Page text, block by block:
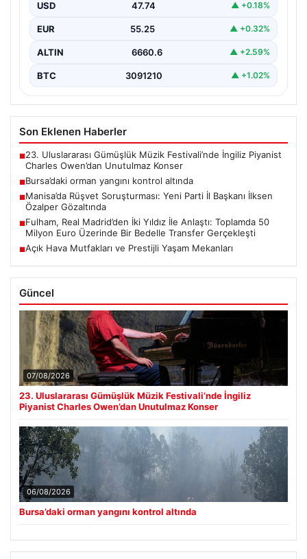
USD 47.74 ▲ +0.18%
EUR 55.25 ▲ +0.32%
ALTIN 6660.6 ▲ +2.59%
BTC 3091210 ▲ +1.02%
Son Eklenen Haberler
■23. Uluslararası Gümüşlük Müzik Festivali’nde İngiliz Piyanist
Charles Owen’dan Unutulmaz Konser
■Bursa’daki orman yangını kontrol altında
■Manisa’da Rüşvet Soruşturması: Yeni Parti İl Başkanı İlksen
Özalper Gözaltında
■Fulham, Real Madrid’den İki Yıldız İle Anlaştı: Toplamda 50
Milyon Euro Üzerinde Bir Bedelle Transfer Gerçekleşti
■Açık Hava Mutfakları ve Prestijli Yaşam Mekanları
Güncel
07/08/2026
23. Uluslararası Gümüşlük Müzik Festivali’nde İngiliz
Piyanist Charles Owen’dan Unutulmaz Konser
06/08/2026
Bursa’daki orman yangını kontrol altında